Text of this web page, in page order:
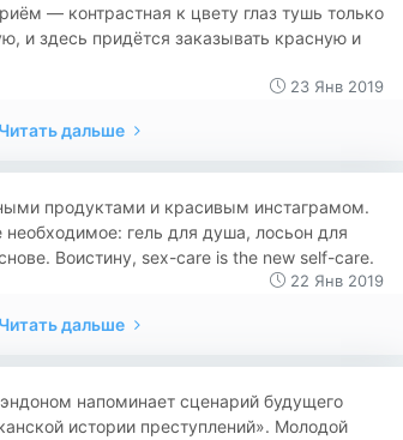
— контрастная к цвету глаз тушь только
и здесь придётся заказывать красную и
23 Янв 2019
Читать дальше
продуктами и красивым инстаграмом.
необходимое: гель для душа, лосьон для
Воистину, sex-care is the new self-care.
22 Янв 2019
Читать дальше
напоминает сценарий будущего
истории преступлений». Молодой